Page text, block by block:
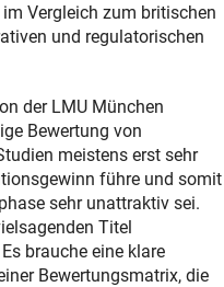
Vergleich zum britischen
und regulatorischen
der LMU München
Bewertung von
meistens erst sehr
führe und somit
sehr unattraktiv sei.
Titel
brauche eine klare
Bewertungsmatrix, die